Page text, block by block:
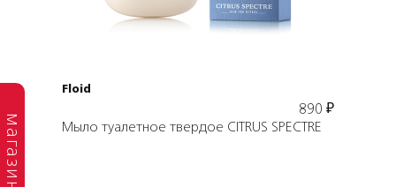
магазин
Floid
890 ₽
Мыло туалетное твердое CITRUS SPECTRE